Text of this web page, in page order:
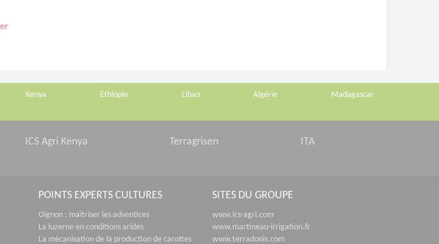
Kenya Ethiopie Liban Algérie Madagascar
ICS Agri Kenya Terragrisen ITA
POINTS EXPERTS CULTURES
Oignon : maîtriser les adventices
La luzerne en conditions arides
La mécanisation de la production de carottes
SITES DU GROUPE
www.ics-agri.com
www.martineau-irrigation.fr
www.terradonis.com